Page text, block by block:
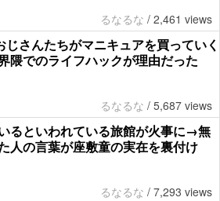
るなるな / 2,461 views
じさんたちがマニキュアを買っていく
隈でのライフハックが理由だった
るなるな / 5,687 views
るといわれている旅館が火事に→無
人の言葉が座敷童の実在を裏付け
るなるな / 7,293 views